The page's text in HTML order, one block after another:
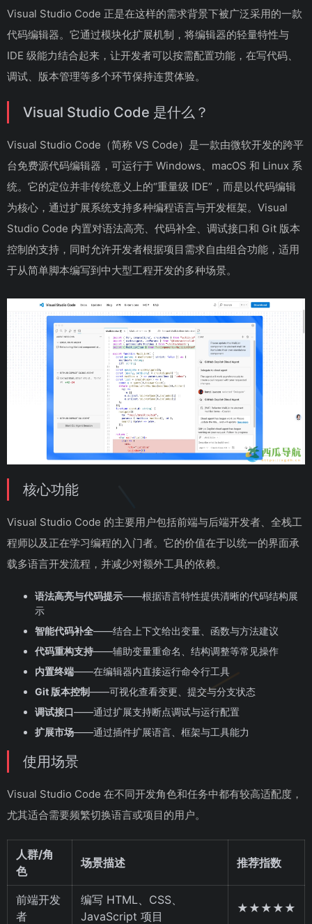
Visual Studio Code 正是在这样的需求背景下被广泛采用的一款
代码编辑器。它通过模块化扩展机制，将编辑器的轻量特性与
IDE 级能力结合起来，让开发者可以按需配置功能，在写代码、
调试、版本管理等多个环节保持连贯体验。
Visual Studio Code 是什么？
Visual Studio Code（简称 VS Code）是一款由微软开发的跨平
台免费源代码编辑器，可运行于 Windows、macOS 和 Linux 系
统。它的定位并非传统意义上的“重量级 IDE”，而是以代码编辑
为核心，通过扩展系统支持多种编程语言与开发框架。Visual
Studio Code 内置对语法高亮、代码补全、调试接口和 Git 版本
控制的支持，同时允许开发者根据项目需求自由组合功能，适用
于从简单脚本编写到中大型工程开发的多种场景。
核心功能
Visual Studio Code 的主要用户包括前端与后端开发者、全栈工
程师以及正在学习编程的入门者。它的价值在于以统一的界面承
载多语言开发流程，并减少对额外工具的依赖。
语法高亮与代码提示——根据语言特性提供清晰的代码结构展
示
智能代码补全——结合上下文给出变量、函数与方法建议
代码重构支持——辅助变量重命名、结构调整等常见操作
内置终端——在编辑器内直接运行命令行工具
Git 版本控制——可视化查看变更、提交与分支状态
调试接口——通过扩展支持断点调试与运行配置
扩展市场——通过插件扩展语言、框架与工具能力
使用场景
Visual Studio Code 在不同开发角色和任务中都有较高适配度，
尤其适合需要频繁切换语言或项目的用户。
人群/角
色
场景描述 推荐指数
前端开发
者
编写 HTML、CSS、
JavaScript 项目
★★★★★